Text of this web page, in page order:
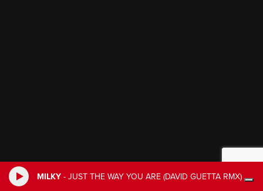
MILKY - JUST THE WAY YOU ARE (DAVID GUETTA RMX)